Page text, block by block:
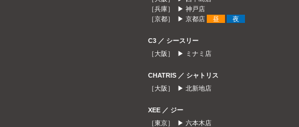
［兵庫］ ▶ 神戸店
［京都］ ▶ 京都店 昼 夜
C3 ／ シースリー
［大阪］ ▶
ミナミ店
CHATRIS ／ シャトリス
［大阪］ ▶ 北新地店
XEE ／ ジー
［東京］ ▶ 六本木店